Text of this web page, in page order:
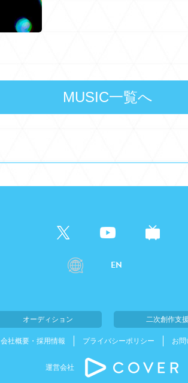
MUSIC一覧へ
EN
オーディション 二次創作支援
会社概要・採用情報 プライバシーポリシー お
運営会社